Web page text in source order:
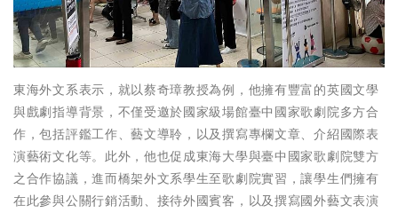
東海外文系表示，就以蔡奇璋教授為例，他擁有豐富的英國文學
與戲劇指導背景，不僅受邀於國家級場館臺中國家歌劇院多方合
作，包括評鑑工作、藝文導聆，以及撰寫專欄文章、介紹國際表
演藝術文化等。此外，他也促成東海大學與臺中國家歌劇院雙方
之合作協議，進而橋架外文系學生至歌劇院實習，讓學生們擁有
在此參與公關行銷活動、接待外國賓客，以及撰寫國外藝文表演